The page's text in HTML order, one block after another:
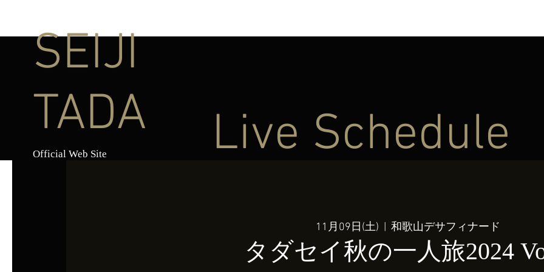
11月09日(土) 和歌山デサフィナード
タダセイ秋の一人旅2024
Live Schedule
SEIJI
TADA
Official Web Site